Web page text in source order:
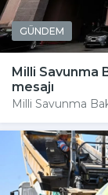
GÜNDEM
Milli Savunma
mesajı
Milli Savunma